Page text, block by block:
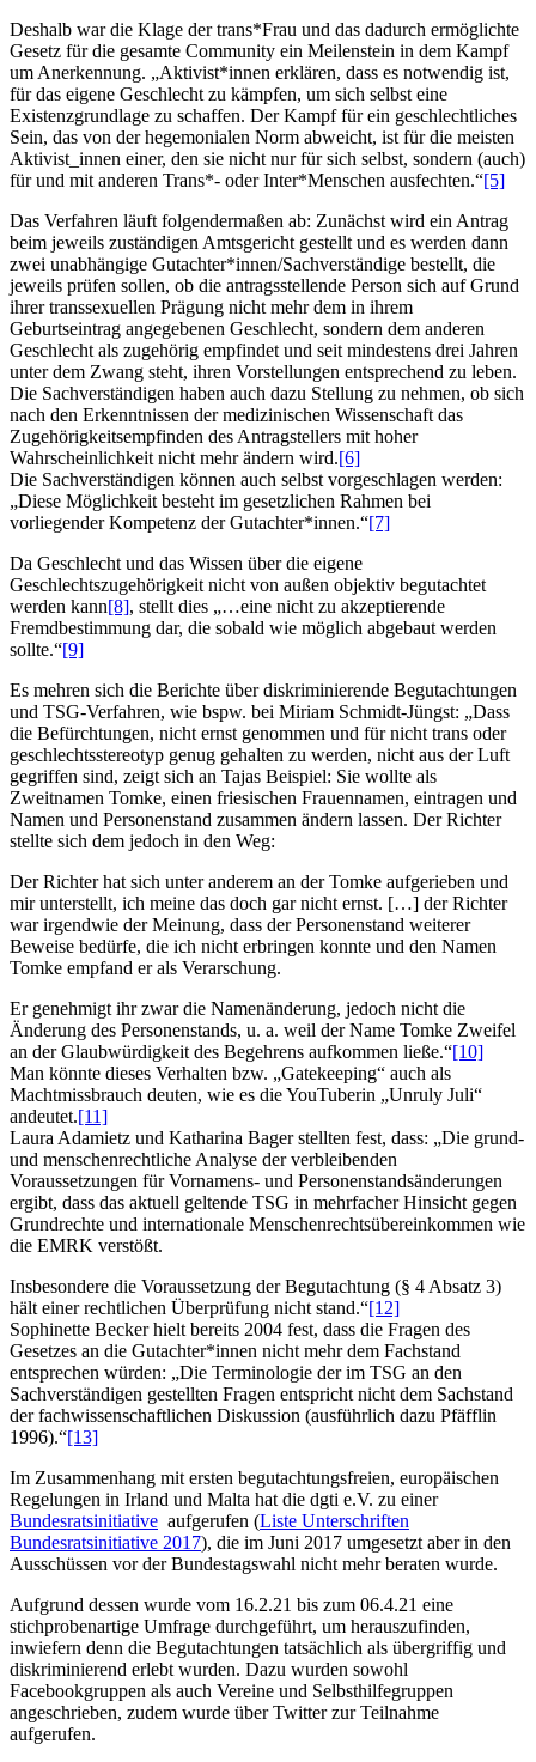
Deshalb war die Klage der trans*Frau und das dadurch ermöglichte
Gesetz für die gesamte Community ein Meilenstein in dem Kampf
um Anerkennung. „Aktivist*innen erklären, dass es notwendig ist,
für das eigene Geschlecht zu kämpfen, um sich selbst eine
Existenzgrundlage zu schaffen. Der Kampf für ein geschlechtliches
Sein, das von der hegemonialen Norm abweicht, ist für die meisten
Aktivist_innen einer, den sie nicht nur für sich selbst, sondern (auch)
für und mit anderen Trans*- oder Inter*Menschen ausfechten.“[5]
Das Verfahren läuft folgendermaßen ab: Zunächst wird ein Antrag
beim jeweils zuständigen Amtsgericht gestellt und es werden dann
zwei unabhängige Gutachter*innen/Sachverständige bestellt, die
jeweils prüfen sollen, ob die antragsstellende Person sich auf Grund
ihrer transsexuellen Prägung nicht mehr dem in ihrem
Geburtseintrag angegebenen Geschlecht, sondern dem anderen
Geschlecht als zugehörig empfindet und seit mindestens drei Jahren
unter dem Zwang steht, ihren Vorstellungen entsprechend zu leben.
Die Sachverständigen haben auch dazu Stellung zu nehmen, ob sich
nach den Erkenntnissen der medizinischen Wissenschaft das
Zugehörigkeitsempfinden des Antragstellers mit hoher
Wahrscheinlichkeit nicht mehr ändern wird.[6]
Die Sachverständigen können auch selbst vorgeschlagen werden:
„Diese Möglichkeit besteht im gesetzlichen Rahmen bei
vorliegender Kompetenz der Gutachter*innen.“[7]
Da Geschlecht und das Wissen über die eigene
Geschlechtszugehörigkeit nicht von außen objektiv begutachtet
werden kann[8], stellt dies „…eine nicht zu akzeptierende
Fremdbestimmung dar, die sobald wie möglich abgebaut werden
sollte.“[9]
Es mehren sich die Berichte über diskriminierende Begutachtungen
und TSG-Verfahren, wie bspw. bei Miriam Schmidt-Jüngst: „Dass
die Befürchtungen, nicht ernst genommen und für nicht trans oder
geschlechtsstereotyp genug gehalten zu werden, nicht aus der Luft
gegriffen sind, zeigt sich an Tajas Beispiel: Sie wollte als
Zweitnamen Tomke, einen friesischen Frauennamen, eintragen und
Namen und Personenstand zusammen ändern lassen. Der Richter
stellte sich dem jedoch in den Weg:
Der Richter hat sich unter anderem an der Tomke aufgerieben und
mir unterstellt, ich meine das doch gar nicht ernst. […] der Richter
war irgendwie der Meinung, dass der Personenstand weiterer
Beweise bedürfe, die ich nicht erbringen konnte und den Namen
Tomke empfand er als Verarschung.
Er genehmigt ihr zwar die Namenänderung, jedoch nicht die
Änderung des Personenstands, u. a. weil der Name Tomke Zweifel
an der Glaubwürdigkeit des Begehrens aufkommen ließe.“[10]
Man könnte dieses Verhalten bzw. „Gatekeeping“ auch als
Machtmissbrauch deuten, wie es die YouTuberin „Unruly Juli“
andeutet.[11]
Laura Adamietz und Katharina Bager stellten fest, dass: „Die grund-
und menschenrechtliche Analyse der verbleibenden
Voraussetzungen für Vornamens- und Personenstandsänderungen
ergibt, dass das aktuell geltende TSG in mehrfacher Hinsicht gegen
Grundrechte und internationale Menschenrechtsübereinkommen wie
die EMRK verstößt.
Insbesondere die Voraussetzung der Begutachtung (§ 4 Absatz 3)
hält einer rechtlichen Überprüfung nicht stand.“[12]
Sophinette Becker hielt bereits 2004 fest, dass die Fragen des
Gesetzes an die Gutachter*innen nicht mehr dem Fachstand
entsprechen würden: „Die Terminologie der im TSG an den
Sachverständigen gestellten Fragen entspricht nicht dem Sachstand
der fachwissenschaftlichen Diskussion (ausführlich dazu Pfäfflin
1996).“[13]
Im Zusammenhang mit ersten begutachtungsfreien, europäischen
Regelungen in Irland und Malta hat die dgti e.V. zu einer
Bundesratsinitiative aufgerufen (Liste Unterschriften
Bundesratsinitiative 2017), die im Juni 2017 umgesetzt aber in den
Ausschüssen vor der Bundestagswahl nicht mehr beraten wurde.
Aufgrund dessen wurde vom 16.2.21 bis zum 06.4.21 eine
stichprobenartige Umfrage durchgeführt, um herauszufinden,
inwiefern denn die Begutachtungen tatsächlich als übergriffig und
diskriminierend erlebt wurden. Dazu wurden sowohl
Facebookgruppen als auch Vereine und Selbsthilfegruppen
angeschrieben, zudem wurde über Twitter zur Teilnahme
aufgerufen.